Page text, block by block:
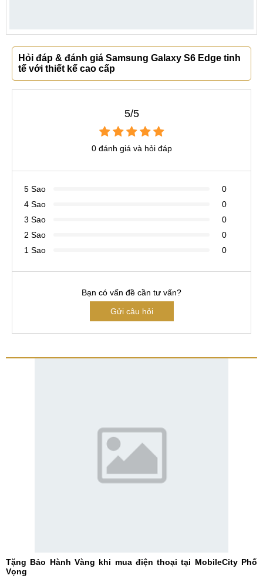
Hỏi đáp & đánh giá Samsung Galaxy S6 Edge tinh
tế với thiết kế cao cấp
5/5
0 đánh giá và hỏi đáp
5 Sao
0
4 Sao
0
3 Sao
0
2 Sao
0
1 Sao
0
Bạn có vấn đề cần tư vấn?
Gửi câu hỏi
Tặng Bảo Hành Vàng khi mua điện thoại tại MobileCity Phố
Vọng